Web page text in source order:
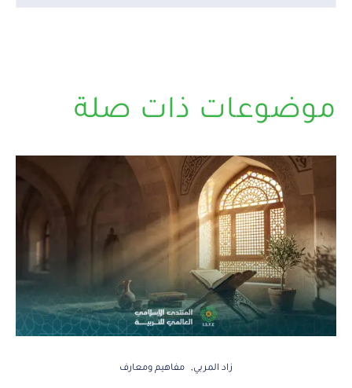
موضوعات ذات صلة
زاد المربي مفاهيم ومعارف